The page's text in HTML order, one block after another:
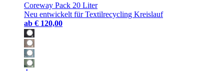
Coreway Pack 20 Liter
Neu entwickelt für Textilrecycling Kreislauf
ab € 120,00